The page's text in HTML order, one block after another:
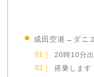
成田空港→ダニ
20時10分出
搭乗します